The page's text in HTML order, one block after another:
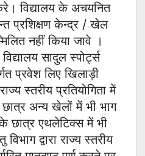
विद्यालय के अचयनित
प्रशिक्षण केन्द्र / खेल
नहीं किया जावे ।
विद्यालय सादुल स्पोर्ट्स
प्रवेश लिए खिलाड़ी
स्तरीय प्रतियोगिता में
अन्य खेलों में भी भाग
एथलेटिक्स में भी
द्वारा राज्य स्तरीय